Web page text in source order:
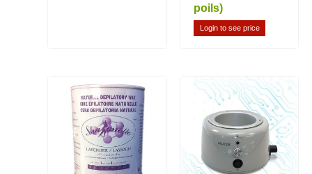
poils)
Login to see price